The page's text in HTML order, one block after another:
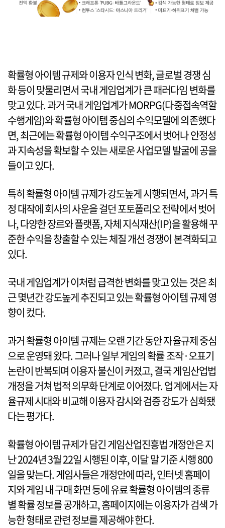
확률형 아이템 규제와 이용자 인식 변화, 글로벌 경쟁 심
화 등이 맞물리면서 국내 게임업계가 큰 패러다임 변화를
맞고 있다. 과거 국내 게임업계가 MORPG(다중접속역할
수행게임)와 확률형 아이템 중심의 수익모델에 의존했다
면, 최근에는 확률형 아이템 수익구조에서 벗어나 안정성
과 지속성을 확보할 수 있는 새로운 사업모델 발굴에 공을
들이고 있다.
특히 확률형 아이템 규제가 강도높게 시행되면서, 과거 특
정 대작에 회사의 사운을 걸던 포토폴리오 전략에서 벗어
나, 다양한 장르와 플랫폼, 자체 지식재산(IP)을 활용해 꾸
준한 수익을 창출할 수 있는 체질 개선 경쟁이 본격화되고
있다.
국내 게임업계가 이처럼 급격한 변화를 맞고 있는 것은 최
근 몇년간 강도높게 추진되고 있는 확률형 아이템 규제 영
향이 컸다.
과거 확률형 아이템 규제는 오랜 기간 동안 자율규제 중심
으로 운영돼 왔다. 그러나 일부 게임의 확률 조작·오표기
논란이 반복되며 이용자 불신이 커졌고, 결국 게임산업법
개정을 거쳐 법적 의무화 단계로 이어졌다. 업계에서는 자
율규제 시대와 비교해 이용자 감시와 검증 강도가 심화됐
다는 평가다.
확률형 아이템 규제가 담긴 게임산업진흥법 개정안은 지
난 2024년 3월 22일 시행된 이후, 이달 말 기준 시행 800
일을 맞는다. 게임사들은 개정안에 따라, 인터넷 홈페이
지와 게임 내 구매 화면 등에 유료 확률형 아이템의 종류
별 확률 정보를 공개하고, 홈페이지에는 이용자가 검색 가
능한 형태로 관련 정보를 제공해야 한다.